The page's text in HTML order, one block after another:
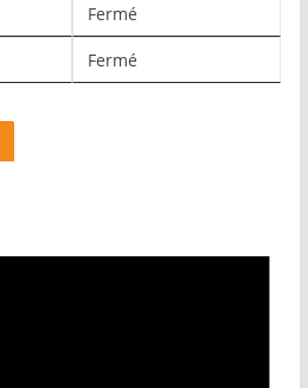
Fermé
Fermé